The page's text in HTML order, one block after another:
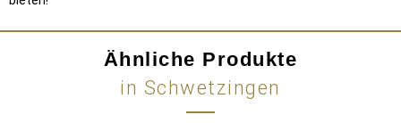
Ähnliche Produkte
in Schwetzingen